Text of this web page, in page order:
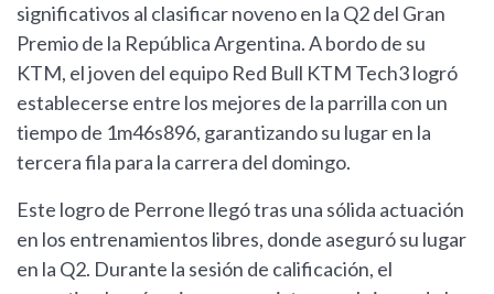
significativos al clasificar noveno en la Q2 del Gran
Premio de la República Argentina. A bordo de su
KTM, el joven del equipo Red Bull KTM Tech3 logró
establecerse entre los mejores de la parrilla con un
tiempo de 1m46s896, garantizando su lugar en la
tercera fila para la carrera del domingo.
Este logro de Perrone llegó tras una sólida actuación
en los entrenamientos libres, donde aseguró su lugar
en la Q2. Durante la sesión de calificación, el